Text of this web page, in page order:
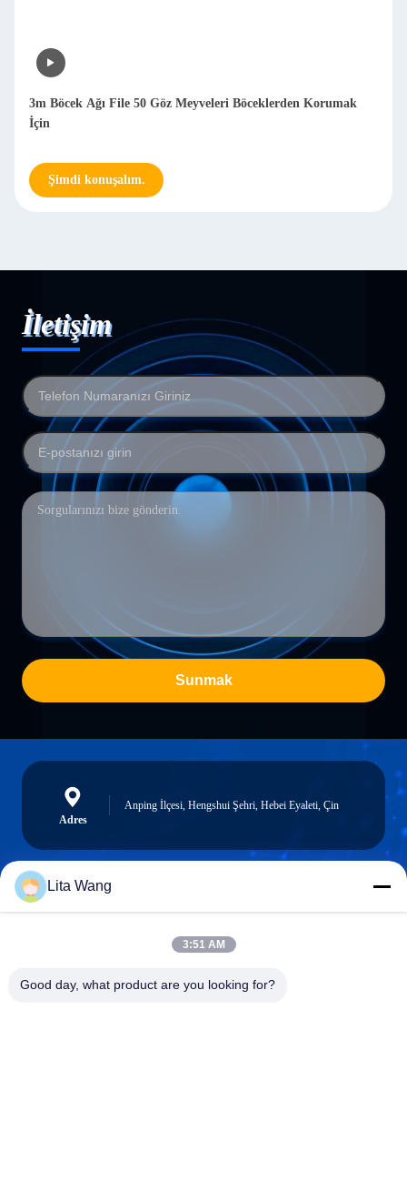
3m Böcek Ağı File 50 Göz Meyveleri Böceklerden Korumak
İçin
Şimdi konuşalım.
İletişim
Sunmak
Adres
Anping İlçesi, Hengshui Şehri, Hebei Eyaleti, Çin
Lita Wang
3:51 AM
Good day, what product are you looking for?